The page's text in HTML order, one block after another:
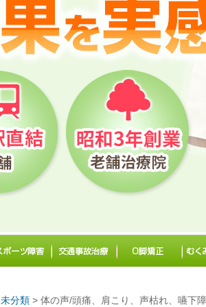
未分類 > 体の声/頭痛、肩こり、声枯れ、嚥下